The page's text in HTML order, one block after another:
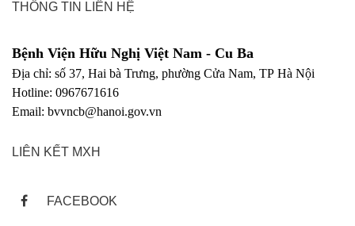
THÔNG TIN LIÊN HỆ
Bệnh Viện Hữu Nghị Việt Nam - Cu Ba
Địa chỉ: số 37, Hai bà Trưng, phường Cửa Nam, TP Hà Nội
Hotline: 0967671616
Email: bvvncb@hanoi.gov.vn
LIÊN KẾT MXH
FACEBOOK